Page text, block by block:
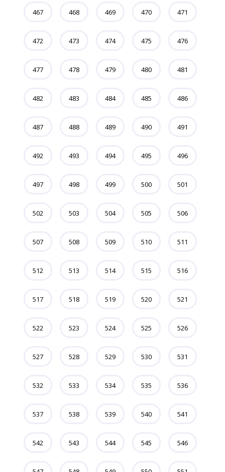
467 468 469 470 471
472 473 474 475 476
477 478 479 480 481
482 483 484 485 486
487 488 489 490 491
492 493 494 495 496
497 498 499 500 501
502 503 504 505 506
507 508 509 510 511
512 513 514 515 516
517 518 519 520 521
522 523 524 525 526
527 528 529 530 531
532 533 534 535 536
537 538 539 540 541
542 543 544 545 546